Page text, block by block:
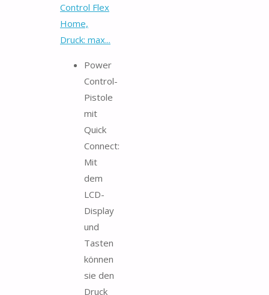
Control Flex
Home,
Druck: max...
Power
Control-
Pistole
mit
Quick
Connect:
Mit
dem
LCD-
Display
und
Tasten
können
sie den
Druck